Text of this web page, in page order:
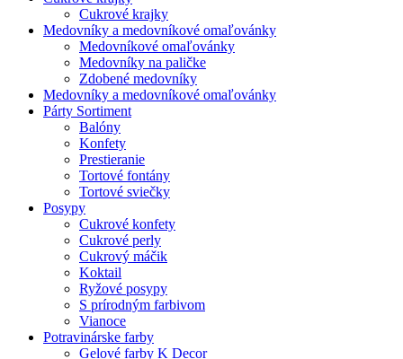
Cukrové krajky
Medovníky a medovníkové omaľovánky
Medovníkové omaľovánky
Medovníky na paličke
Zdobené medovníky
Medovníky a medovníkové omaľovánky
Párty Sortiment
Balóny
Konfety
Prestieranie
Tortové fontány
Tortové sviečky
Posypy
Cukrové konfety
Cukrové perly
Cukrový máčik
Koktail
Ryžové posypy
S prírodným farbivom
Vianoce
Potravinárske farby
Gelové farby K Decor